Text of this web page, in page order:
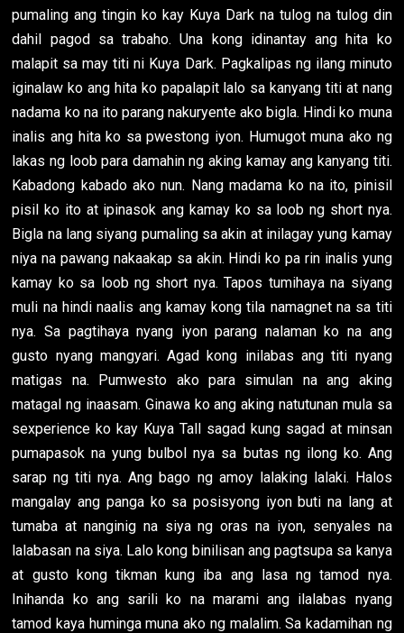
pumaling ang tingin ko kay Kuya Dark na tulog na tulog din
dahil pagod sa trabaho. Una kong idinantay ang hita ko
malapit sa may titi ni Kuya Dark. Pagkalipas ng ilang minuto
iginalaw ko ang hita ko papalapit lalo sa kanyang titi at nang
nadama ko na ito parang nakuryente ako bigla. Hindi ko muna
inalis ang hita ko sa pwestong iyon. Humugot muna ako ng
lakas ng loob para damahin ng aking kamay ang kanyang titi.
Kabadong kabado ako nun. Nang madama ko na ito, pinisil
pisil ko ito at ipinasok ang kamay ko sa loob ng short nya.
Bigla na lang siyang pumaling sa akin at inilagay yung kamay
niya na pawang nakaakap sa akin. Hindi ko pa rin inalis yung
kamay ko sa loob ng short nya. Tapos tumihaya na siyang
muli na hindi naalis ang kamay kong tila namagnet na sa titi
nya. Sa pagtihaya nyang iyon parang nalaman ko na ang
gusto nyang mangyari. Agad kong inilabas ang titi nyang
matigas na. Pumwesto ako para simulan na ang aking
matagal ng inaasam. Ginawa ko ang aking natutunan mula sa
sexperience ko kay Kuya Tall sagad kung sagad at minsan
pumapasok na yung bulbol nya sa butas ng ilong ko. Ang
sarap ng titi nya. Ang bago ng amoy lalaking lalaki. Halos
mangalay ang panga ko sa posisyong iyon buti na lang at
tumaba at nanginig na siya ng oras na iyon, senyales na
lalabasan na siya. Lalo kong binilisan ang pagtsupa sa kanya
at gusto kong tikman kung iba ang lasa ng tamod nya.
Inihanda ko ang sarili ko na marami ang ilalabas nyang
tamod kaya huminga muna ako ng malalim. Sa kadamihan ng